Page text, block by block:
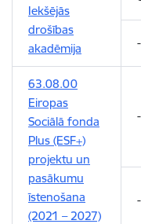
Iekšējās
drošības
akadēmija
-
63.08.00
Eiropas
Sociālā fonda
Plus (ESF+)
projektu un
pasākumu
īstenošana
(2021 – 2027)
-
-